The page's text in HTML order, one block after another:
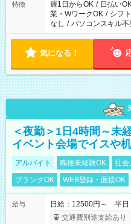
特徴 週1日からOK / 日払い
業・WワークOK / シフ
なし / パソコンスキル不
気になる！
＜夜勤＞1日4時間～未
イベント会場でイスや
アルバイト 職種未経験OK 社会
ブランクOK
WEB登録・面接OK
給与
日給：12500円～ 半日
交通費別途支給あり